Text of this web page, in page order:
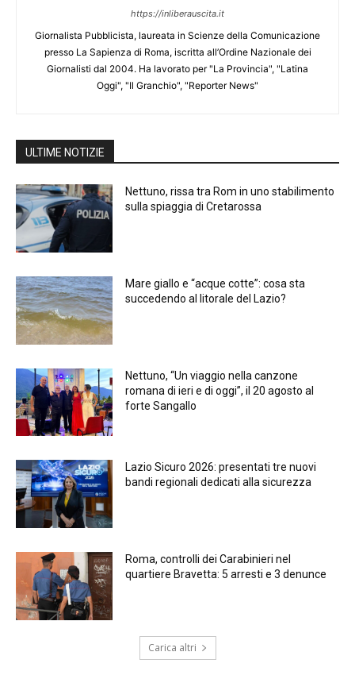
https://inliberauscita.it
Giornalista Pubblicista, laureata in Scienze della Comunicazione
presso La Sapienza di Roma, iscritta all’Ordine Nazionale dei
Giornalisti dal 2004. Ha lavorato per "La Provincia", "Latina
Oggi", "Il Granchio", "Reporter News"
ULTIME NOTIZIE
Nettuno, rissa tra Rom in uno stabilimento
sulla spiaggia di Cretarossa
Mare giallo e “acque cotte”: cosa sta
succedendo al litorale del Lazio?
Nettuno, “Un viaggio nella canzone
romana di ieri e di oggi”, il 20 agosto al
forte Sangallo
Lazio Sicuro 2026: presentati tre nuovi
bandi regionali dedicati alla sicurezza
Roma, controlli dei Carabinieri nel
quartiere Bravetta: 5 arresti e 3 denunce
Carica altri